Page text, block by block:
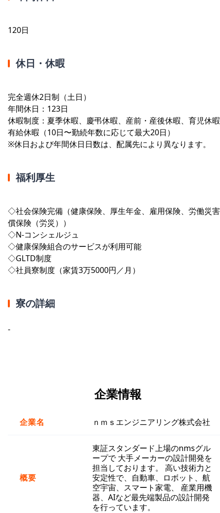
120日
休日・休暇
完全週休2日制（土日）
年間休日：123日
休暇制度：夏季休暇、慶弔休暇、産前・産後休暇、育児休
有給休暇（10日〜勤続年数に応じて最大20日）
※休日および年間休日日数は、配属先により異なります。
福利厚生
◇社会保険完備（健康保険、厚生年金、雇用保険、労働災
償保険（労災））
◇N-コンシェルジュ
◇健康保険組合のサービスが利用可能
◇GLTD制度
◇社員寮制度（家賃3万5000円／月）
寮の詳細
-
企業情報
企業名 ｎｍｓエンジニアリング株式会社
概要
東証スタンダード上場のnmsグル
ープで 大手メーカーの設計開発を
担当しております。 高い技術力と
安定性で、自動車、ロボット、航
空宇宙、スマート家電、 産業用機
器、AIなど最先端製品の設計開発
を行っています。